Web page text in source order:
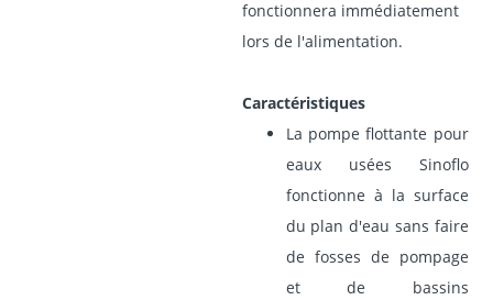
fonctionnera immédiatement
lors de l'alimentation.
Caractéristiques
La pompe flottante pour
eaux usées Sinoflo
fonctionne à la surface
du plan d'eau sans faire
de fosses de pompage
et de bassins